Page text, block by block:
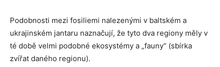
Podobnosti mezi fosiliemi nalezenými v baltském a
ukrajinském jantaru naznačují, že tyto dva regiony měly v
té době velmi podobné ekosystémy a „fauny“ (sbírka
zvířat daného regionu).